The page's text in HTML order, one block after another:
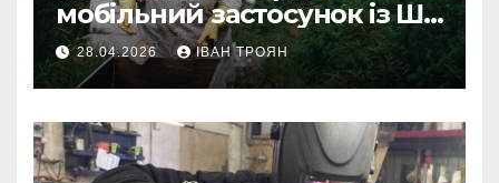
мобільний застосунок із ШІ-
асистентом для бджолярів
28.04.2026 ІВАН ТРОЯН